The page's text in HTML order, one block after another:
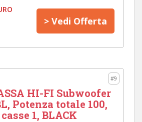
> Vedi Offerta
#9
HI-FI Subwoofer
Potenza totale 100,
1, BLACK